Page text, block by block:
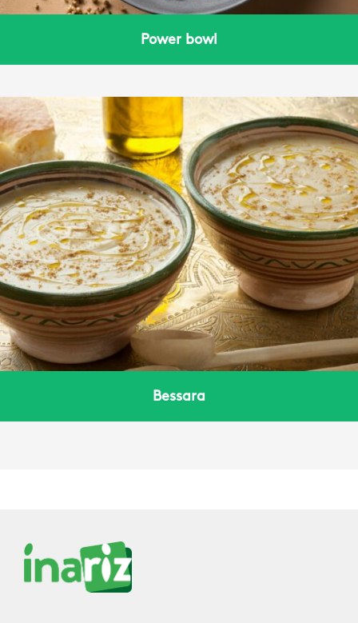
Power bowl
Bessara